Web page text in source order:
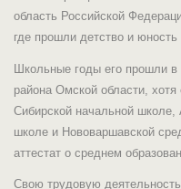
область Российской
где прошли детство и
Школьные годы его прошли в
района Омской области,
Сибирской начальной школе,
школе и Нововаршавской
аттестат о среднем
Свою трудовую